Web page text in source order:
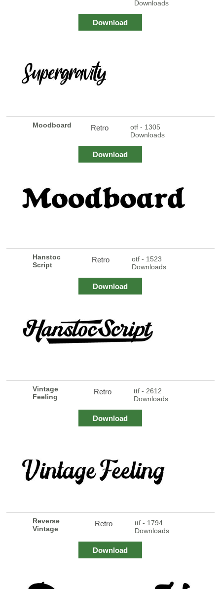
Downloads
Download
Moodboard Retro
otf - 1305
Downloads
Download
Hanstoc
Script
Retro
otf - 1523
Downloads
Download
Vintage
Feeling
Retro
ttf - 2612
Downloads
Download
Reverse
Vintage
Retro
ttf - 1794
Downloads
Download